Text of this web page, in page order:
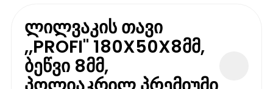
ლილვაკის თავი
,,PROFI" 180X50X8მმ,
ბეწვი 8მმ,